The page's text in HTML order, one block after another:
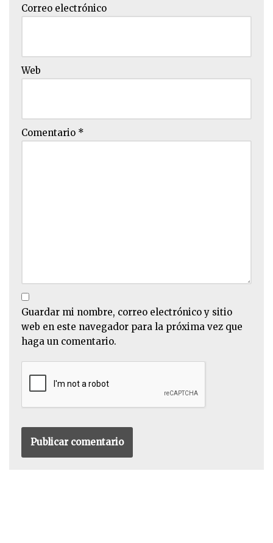
Correo electrónico
Web
Comentario *
Guardar mi nombre, correo electrónico y sitio
web en este navegador para la próxima vez que
haga un comentario.